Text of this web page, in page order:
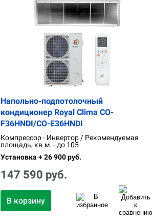
Напольно-подпотолочный
кондиционер Royal Clima CO-
F36HNDI/CO-E36HNDI
Компрессор - Инвертор / Рекомендуемая
площадь, кв.м. - до 105
Установка + 26 900 руб.
147 590 руб.
В корзину